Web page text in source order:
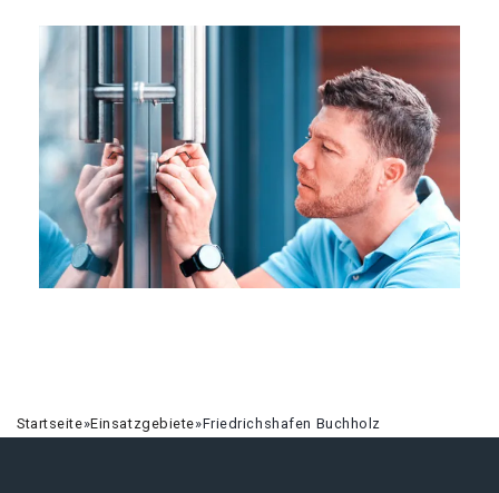
Startseite»Einsatzgebiete»Friedrichshafen Buchholz